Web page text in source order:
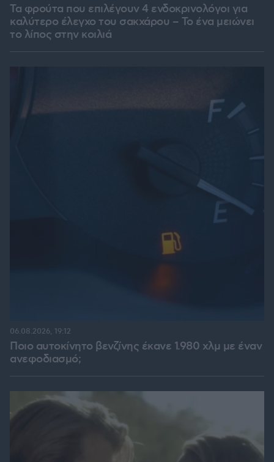
Τα φρούτα που επιλέγουν 4 ενδοκρινολόγοι για
καλύτερο έλεγχο του σακχάρου – Το ένα μειώνει
το λίπος στην κοιλιά
Ποιο αυτοκίνητο βενζίνης έκανε 1.980 χλμ με έναν
ανεφοδιασμό;
06.08.2026, 19:12